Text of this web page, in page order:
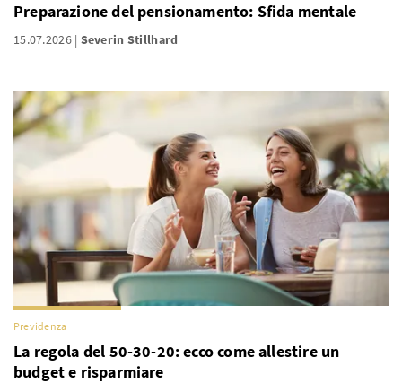
Preparazione del pensionamento: Sfida mentale
15.07.2026 Severin Stillhard
Previdenza
La regola del 50-30-20: ecco come allestire un
budget e risparmiare